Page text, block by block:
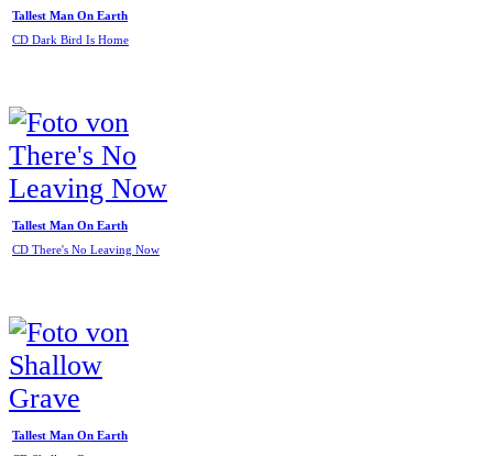
Tallest Man On Earth
CD Dark Bird Is Home
Tallest Man On Earth
CD There's No Leaving Now
Tallest Man On Earth